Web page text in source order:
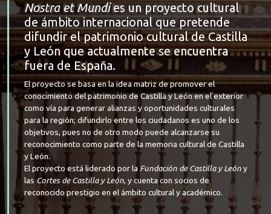
Nostra et Mundies un proyecto cultural
de ámbito internacional que pretende
difundir el patrimonio cultural de Castilla
y León que actualmente se encuentra
fuera de España.
El proyecto se basa en la idea matriz de promover el
conocimiento del patrimonio de Castilla y León en el exterior
como vía para generar alianzas y oportunidades culturales
para la región; difundirlo entre los ciudadanos es uno de los
objetivos, pues no de otro modo puede alcanzarse su
reconocimiento como parte de la memoria cultural de Castilla
y León.
El proyecto está liderado por la Fundación de Castilla y Leóny
lasCortes de Castilla y León, y cuenta con socios de
reconocido prestigio en el ámbito cultural y académico.